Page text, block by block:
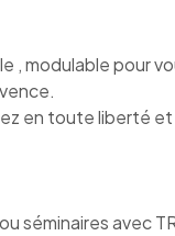
, modulable pour
en toute liberté
séminaires avec